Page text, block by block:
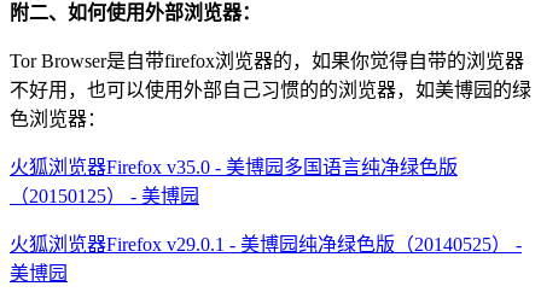
附二、如何使用外部浏览器：
Tor Browser是自带firefox浏览器的，如果你觉得自带的浏览器
不好用，也可以使用外部自己习惯的的浏览器，如美博园的绿
色浏览器：
火狐浏览器Firefox v35.0 - 美博园多国语言纯净绿色版
（20150125） - 美博园
火狐浏览器Firefox v29.0.1 - 美博园纯净绿色版（20140525） -
美博园